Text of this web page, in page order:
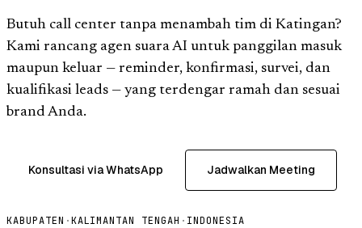
Butuh call center tanpa menambah tim di Katingan?
Kami rancang agen suara AI untuk panggilan masuk
maupun keluar — reminder, konfirmasi, survei, dan
kualifikasi leads — yang terdengar ramah dan sesuai
brand Anda.
Konsultasi via WhatsApp Jadwalkan Meeting
KABUPATEN ·KALIMANTAN TENGAH · INDONESIA